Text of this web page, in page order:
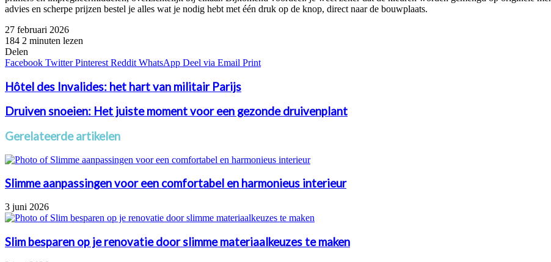
advies en scherpe prijzen bestel je alles wat je nodig hebt met één druk op de knop, direct naar de bouwplaats.
27 februari 2026
184 2 minuten lezen
Facebook
Twitter
Pinterest
WhatsApp
Delen
Facebook Twitter Pinterest Reddit WhatsApp Deel via Email Print
Hôtel des Invalides: het hart van militair Parijs
Druiven snoeien: Het juiste moment voor een gezonde druivenplant
Gerelateerde artikelen
Slimme aanpassingen voor een comfortabel en harmonieus interieur
3 juni 2026
Slim besparen op je renovatie door slimme materiaalkeuzes te maken